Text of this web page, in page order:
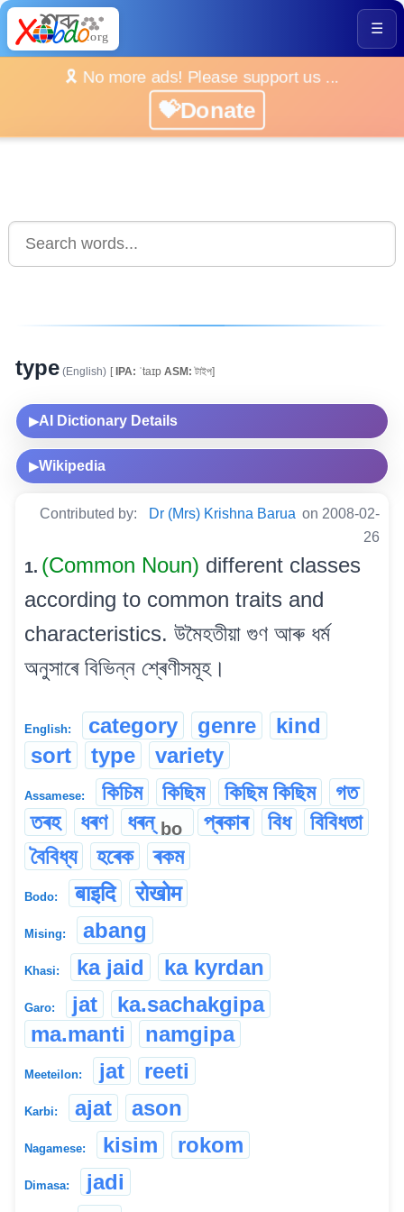
☰
🎗️ No more ads! Please support us ...
💝Donate
type (English) [IPA: ˈtaɪp ASM: টাইপ]
▶AI Dictionary Details
▶Wikipedia
Contributed by: Dr (Mrs) Krishna Barua on 2008-02-
26
1. (Common Noun) different classes
according to common traits and
characteristics. উমৈহতীয়া গুণ আৰু ধৰ্ম
অনুসাৰে বিভিন্ন শ্ৰেণীসমূহ।
English: category genre
kind
sort
type variety
Assamese: কিচিম কিছিম কিছিম কিছিম
গত
তৰহ
ধৰণ ধৰন্ bo প্ৰকাৰ বিধ
বিবিধতা
বৈবিধ্য
হৰেক ৰকম
Bodo: बाइदि रोखोम
Mising: abang
Khasi: ka jaid ka kyrdan
Garo: jat
ka.sachakgipa
ma.manti
namgipa
Meeteilon: jat reeti
Karbi: ajat ason
Nagamese: kisim rokom
Dimasa:
jadi